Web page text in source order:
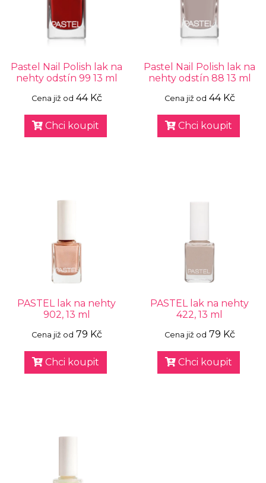
Pastel Nail Polish lak na
nehty odstín 99 13 ml
Cena již od 44 Kč
Chci koupit
Pastel Nail Polish lak na
nehty odstín 88 13 ml
Cena již od 44 Kč
Chci koupit
PASTEL lak na nehty
902, 13 ml
Cena již od 79 Kč
Chci koupit
PASTEL lak na nehty
422, 13 ml
Cena již od 79 Kč
Chci koupit